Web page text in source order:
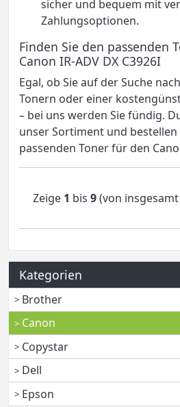
sicher und bequem mit
Zahlungsoptionen.
Finden Sie den passenden
Canon IR-ADV DX C3926I
Egal, ob Sie auf der Suche
Tonern oder einer
– bei uns werden Sie fündig.
unser Sortiment und
passenden Toner für den
Zeige 1 bis 9(von insgesamt
Kategorien
Brother
Canon
Copystar
Dell
Epson